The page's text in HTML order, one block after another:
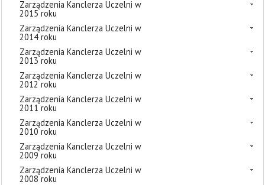
Zarządzenia Kanclerza Uczelni w
2015 roku
Zarządzenia Kanclerza Uczelni w
2014 roku
Zarządzenia Kanclerza Uczelni w
2013 roku
Zarządzenia Kanclerza Uczelni w
2012 roku
Zarządzenia Kanclerza Uczelni w
2011 roku
Zarządzenia Kanclerza Uczelni w
2010 roku
Zarządzenia Kanclerza Uczelni w
2009 roku
Zarządzenia Kanclerza Uczelni w
2008 roku